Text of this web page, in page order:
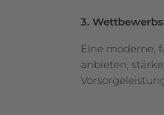
3.
Eine moderne,
anbieten,